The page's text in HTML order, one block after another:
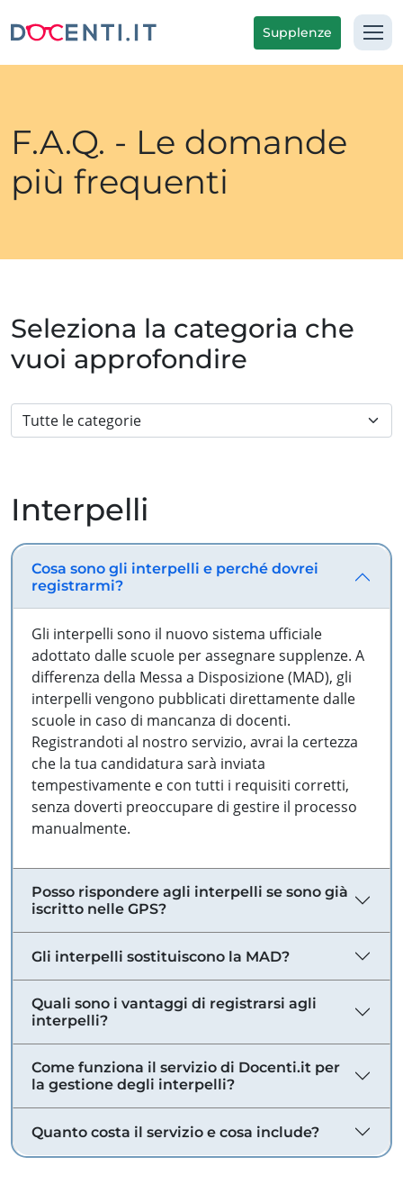
Supplenze
F.A.Q. - Le domande
più frequenti
Seleziona la categoria che
vuoi approfondire
Interpelli
Cosa sono gli interpelli e perché dovrei
registrarmi?
Gli interpelli sono il nuovo sistema ufficiale
adottato dalle scuole per assegnare supplenze. A
differenza della Messa a Disposizione (MAD), gli
interpelli vengono pubblicati direttamente dalle
scuole in caso di mancanza di docenti.
Registrandoti al nostro servizio, avrai la certezza
che la tua candidatura sarà inviata
tempestivamente e con tutti i requisiti corretti,
senza doverti preoccupare di gestire il processo
manualmente.
Posso rispondere agli interpelli se sono già
iscritto nelle GPS?
Gli interpelli sostituiscono la MAD?
Quali sono i vantaggi di registrarsi agli
interpelli?
Come funziona il servizio di Docenti.it per
la gestione degli interpelli?
Quanto costa il servizio e cosa include?